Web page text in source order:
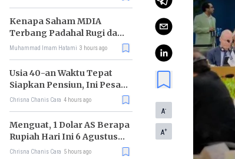
Kenapa Saham MDIA
Terbang Padahal Rugi dan
Terlilit Utang?
Muhammad Imam Hatami 3 hours ago
Usia 40-an Waktu Tepat
Siapkan Pensiun, Ini Pesan
Rhenald Kasali
Chrisna Chanis Cara 4 hours ago
Menguat, 1 Dolar AS Berapa
Rupiah Hari Ini 6 Agustus
2026?
Chrisna Chanis Cara 5 hours ago
A-
A+